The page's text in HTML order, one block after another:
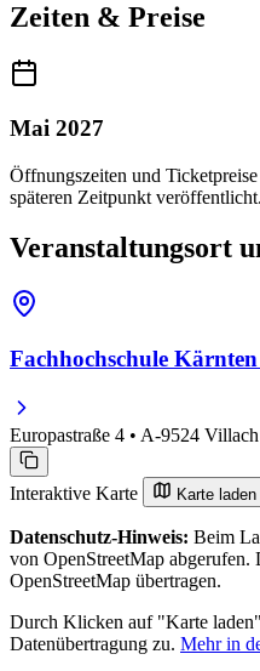
Zeiten & Preise
Mai 2027
Öffnungszeiten und
späteren Zeitpunkt veröffentlicht.
Veranstaltungsort
Fachhochschule
Europastraße 4 • A-9524 Villach
Interaktive Karte Karte laden
Datenschutz-Hinweis: Beim
von OpenStreetMap
OpenStreetMap übertragen.
Durch Klicken auf "Karte
Datenübertragung zu. Mehr in